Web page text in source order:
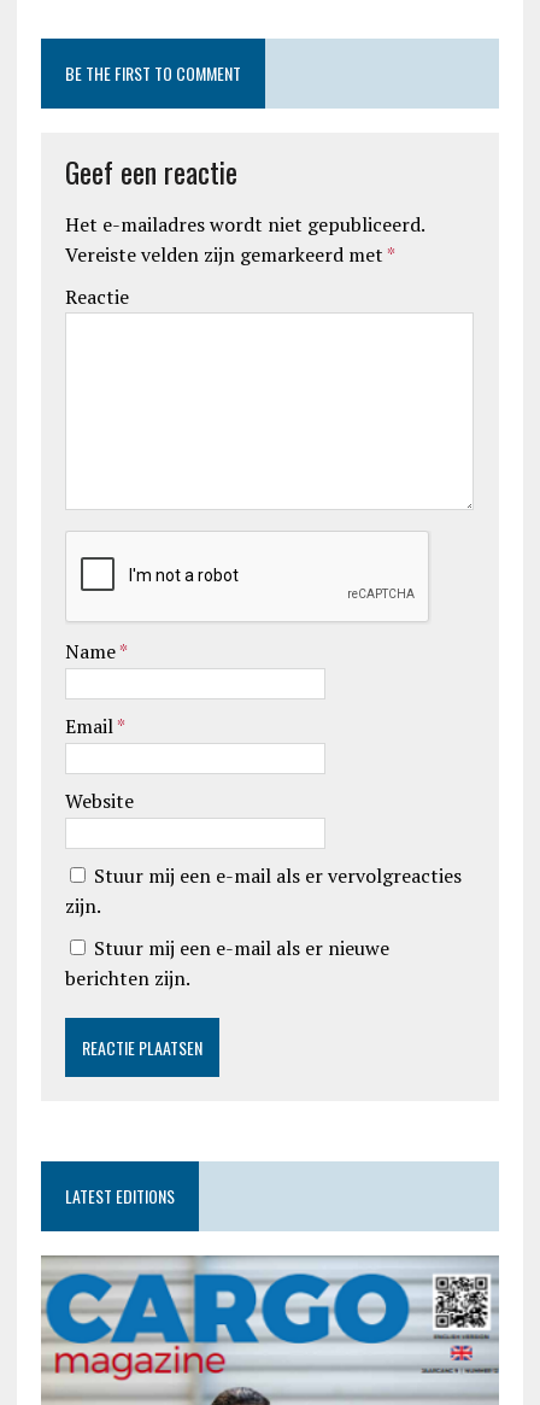
BE THE FIRST TO COMMENT
Geef een reactie
Het e-mailadres wordt niet gepubliceerd.
Vereiste velden zijn gemarkeerd met *
Reactie
Name*
Email*
Website
Stuur mij een e-mail als er vervolgreacties
zijn.
Stuur mij een e-mail als er nieuwe
berichten zijn.
LATEST EDITIONS